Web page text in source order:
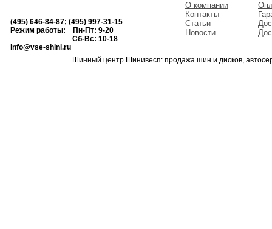
(495) 646-84-87; (495) 997-31-15
Режим работы: Пн-Пт: 9-20
Сб-Вс: 10-18
info@vse-shini.ru
О компании
Контакты
Статьи
Новости
Шинный центр Шинивесп: продажа шин и дисков,